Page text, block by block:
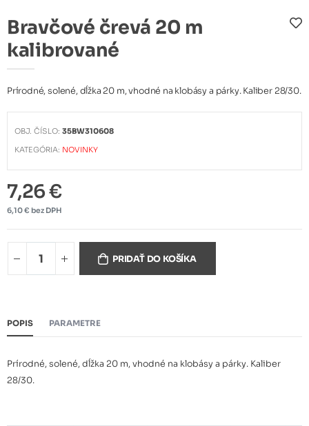
Bravčové črevá 20 m
kalibrované
Prírodné, solené, dĺžka 20 m, vhodné na klobásy a párky. Kaliber 28/30.
OBJ. ČÍSLO:35BW310608
KATEGÓRIA: NOVINKY
7,26 €
6,10 € bez DPH
PRIDAŤ DO KOŠÍKA
POPIS PARAMETRE
Prírodné, solené, dĺžka 20 m, vhodné na klobásy a párky. Kaliber
28/30.